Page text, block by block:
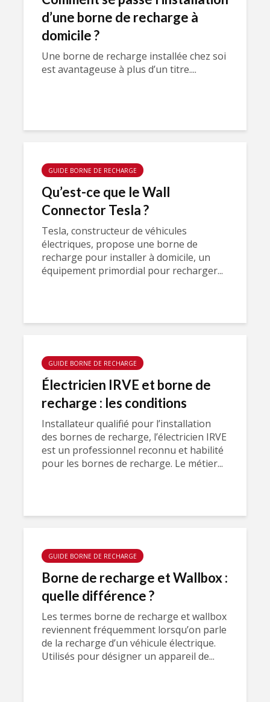
d’une borne de recharge à
domicile ?
Une borne de recharge installée chez soi
est avantageuse à plus d’un titre....
GUIDE BORNE DE RECHARGE
Qu’est-ce que le Wall
Connector Tesla ?
Tesla, constructeur de véhicules
électriques, propose une borne de
recharge pour installer à domicile, un
équipement primordial pour recharger...
GUIDE BORNE DE RECHARGE
Électricien IRVE et borne de
recharge : les conditions
Installateur qualifié pour l’installation
des bornes de recharge, l’électricien IRVE
est un professionnel reconnu et habilité
pour les bornes de recharge. Le métier...
GUIDE BORNE DE RECHARGE
Borne de recharge et Wallbox :
quelle différence ?
Les termes borne de recharge et wallbox
reviennent fréquemment lorsqu’on parle
de la recharge d’un véhicule électrique.
Utilisés pour désigner un appareil de...